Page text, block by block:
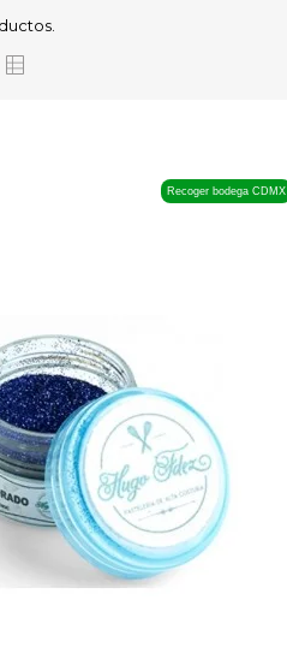
Recoger bodega CDMX